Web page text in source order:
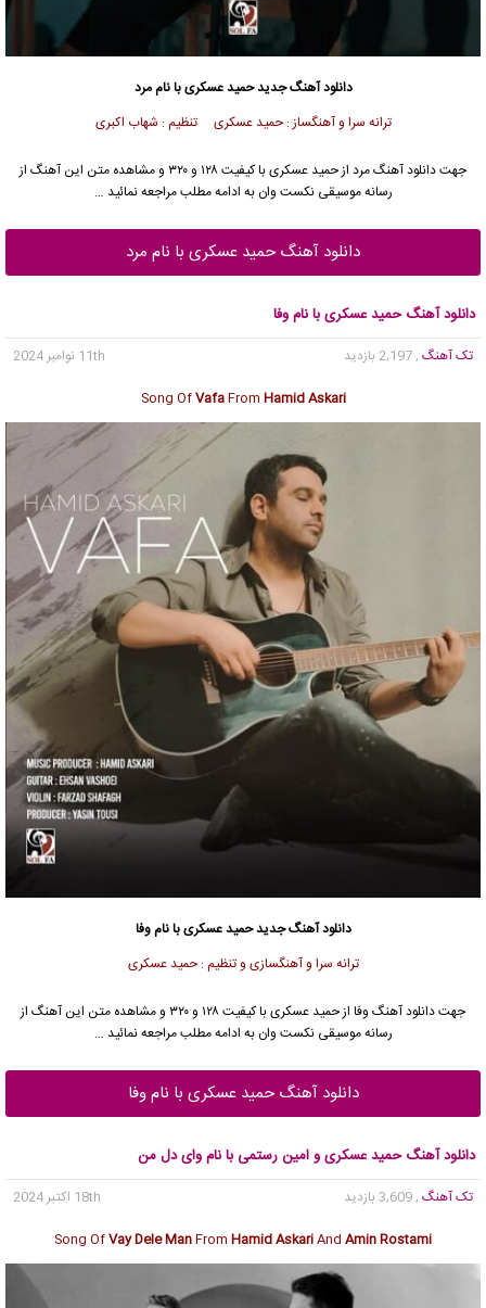
دانلود آهنگ جدیدحمید عسکریبا نام مرد
ترانه سرا و آهنگساز : حمید عسکری تنظیم : شهاب اکبری
جهت دانلود آهنگ مرد ازحمید عسکری
با کیفیت ۱۲۸ و ۳۲۰ و مشاهده متن این آهنگ از
رسانه موسیقی نکست وان به ادامه مطلب مراجعه نمائید …
دانلود آهنگ حمید عسکری با نام مرد
دانلود آهنگ حمید عسکری با نام وفا
تک آهنگ , 2,197 بازدید
11th نوامبر 2024
Song OfVafaFrom Hamid Askari
دانلود آهنگ جدیدحمید عسکریبا نام وفا
ترانه سرا و آهنگسازی و تنظیم : حمید عسکری
جهت دانلود آهنگ وفا ازحمید عسکری
با کیفیت ۱۲۸ و ۳۲۰ و مشاهده متن این آهنگ از
رسانه موسیقی نکست وان به ادامه مطلب مراجعه نمائید …
دانلود آهنگ حمید عسکری با نام وفا
دانلود آهنگ حمید عسکری و امین رستمی با نام وای دل من
تک آهنگ , 3,609 بازدید
18th اکتبر 2024
Song OfVay Dele ManFrom Hamid AskariAnd Amin Rostami